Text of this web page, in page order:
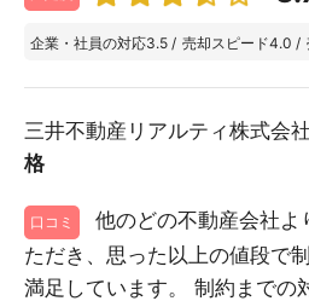
企業・社員の対応3.5 / 売却スピード4.0 /
三井不動産リアルティ株式会
格
口コミ
他のどの不動産会社よ
ただき、思った以上の値段で
満足しています。 制約までの